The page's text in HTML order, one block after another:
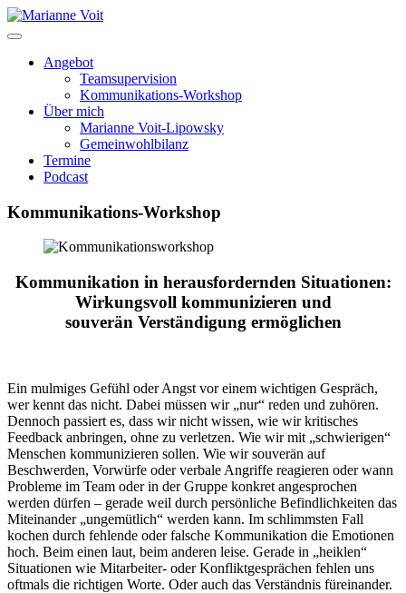
Skip
to
Angebot
Teamsupervision
Kommunikations-Workshop
Über mich
Marianne Voit-Lipowsky
Gemeinwohlbilanz
Termine
Podcast
Kommunikations-Workshop
Kommunikation in herausfordernden Situationen:
Wirkungsvoll kommunizieren und
souverän Verständigung ermöglichen
Ein mulmiges Gefühl oder Angst vor einem wichtigen Gespräch,
wer kennt das nicht. Dabei müssen wir „nur“ reden und zuhören.
Dennoch passiert es, dass wir nicht wissen, wie wir kritisches
Feedback anbringen, ohne zu verletzen. Wie wir mit „schwierigen“
Menschen kommunizieren sollen. Wie wir souverän auf
Beschwerden, Vorwürfe oder verbale Angriffe reagieren oder wann
Probleme im Team oder in der Gruppe konkret angesprochen
werden dürfen – gerade weil durch persönliche Befindlichkeiten das
Miteinander „ungemütlich“ werden kann. Im schlimmsten Fall
kochen durch fehlende oder falsche Kommunikation die Emotionen
hoch. Beim einen laut, beim anderen leise. Gerade in „heiklen“
Situationen wie Mitarbeiter- oder Konfliktgesprächen fehlen uns
oftmals die richtigen Worte. Oder auch das Verständnis füreinander.